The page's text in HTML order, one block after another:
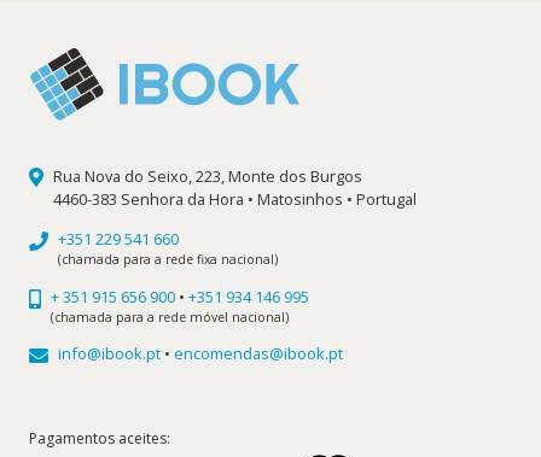
Rua Nova do Seixo, 223, Monte dos Burgos
4460-383 Senhora da Hora • Matosinhos • Portugal
+351 229 541 660
(chamada para a rede fixa nacional)
+ 351 915 656 900 • +351 934 146 995
(chamada para a rede móvel nacional)
info@ibook.pt • encomendas@ibook.pt
Pagamentos aceites: